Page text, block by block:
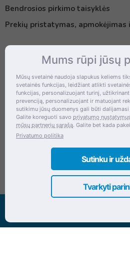
Bendrosios pirkimo taisyklės
Prekių pristatymas, apmokėjimas
Kontaktai
Šventupės g. 28, Kaunas,
+370 (672) 27 650
info@dokrinesa.lt
MB PETHOMEPEOPLE
Įmonės kodas: 305695822
Visos teisės saugomos
Mums rūpi jūsų
Mūsų svetainė naudoja slapukus keliems
svetainės funkcijas, leidžiant atlikti
funkcijas, personalizuojant turinį,
prevenciją, personalizuojant ir matuojant
sutikimu jūsų duomenys gali būti
Galite koreguoti savo privatumo nustatymus
mūsų partnerių sąrašą. Galite bet kada
Privatumo politika
Tvarkyti
Sutinku ir